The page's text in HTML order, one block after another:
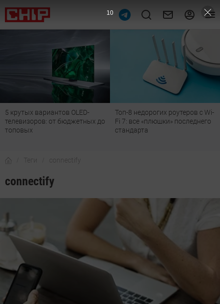
Топ-8 недорогих роутеров с Wi-
Fi 7: все «плюшки» последнего
стандарта
Подпишись на наш канал в
мессенджере МАХ
Теги connectify
connectify
10